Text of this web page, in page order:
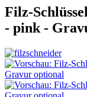
Filz-
- pink -